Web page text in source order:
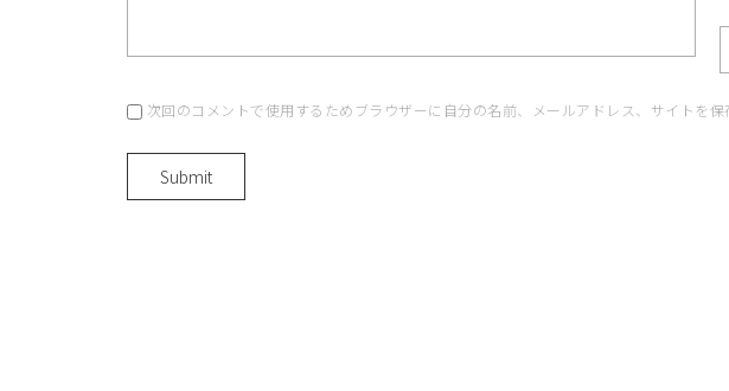
次回のコメントで使用するためブラウザーに自分の名前、メールアドレス、サイトを保